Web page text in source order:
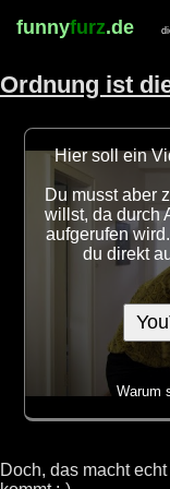
funnyfurz.de
Ordnung ist
Hier soll ein
Du musst aber
willst, da durch
aufgerufen
du direkt
Warum
Doch, das macht